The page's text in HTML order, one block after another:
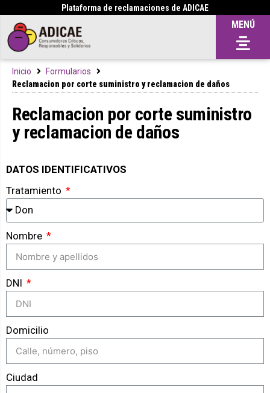
Plataforma de reclamaciones de ADICAE
MENÚ
Inicio
Formularios
Reclamacion por corte suministro y reclamacion de daños
Reclamacion por corte suministro
y reclamacion de daños
DATOS IDENTIFICATIVOS
Tratamiento
Nombre
DNI
Domicilio
Ciudad